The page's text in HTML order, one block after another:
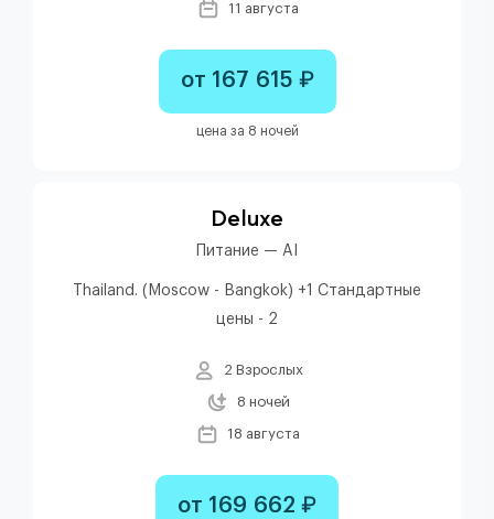
11 августа
от 167 615 ₽
цена за 8 ночей
Deluxe
Питание — AI
Thailand. (Moscow - Bangkok) +1 Стандартные
цены - 2
2 Взрослых
8 ночей
18 августа
от 169 662 ₽